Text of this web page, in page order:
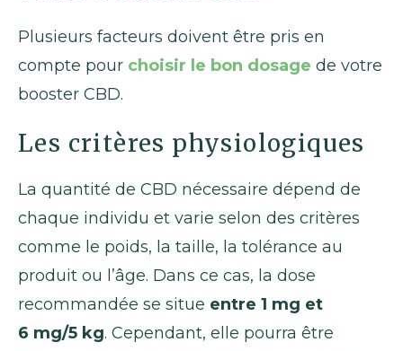
Plusieurs facteurs doivent être pris en
compte pour choisir le bon dosage de votre
booster CBD.
Les critères physiologiques
La quantité de CBD nécessaire dépend de
chaque individu et varie selon des critères
comme le poids, la taille, la tolérance au
produit ou l’âge. Dans ce cas, la dose
recommandée se situe entre 1 mg et
6 mg/5 kg. Cependant, elle pourra être